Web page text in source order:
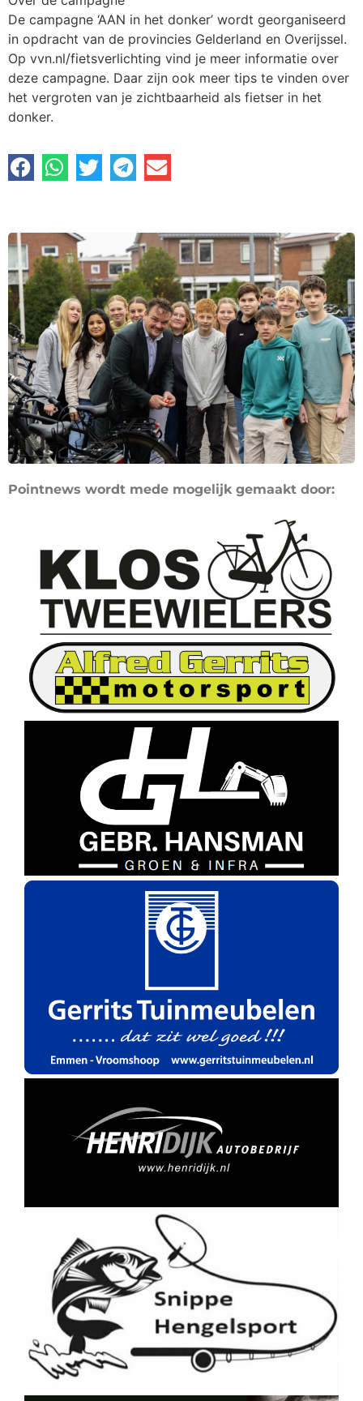
De campagne ‘AAN in het donker’ wordt georganiseerd
in opdracht van de provincies Gelderland en Overijssel.
Op vvn.nl/fietsverlichting vind je meer informatie over
deze campagne. Daar zijn ook meer tips te vinden over
het vergroten van je zichtbaarheid als fietser in het
donker.
Pointnews wordt mede mogelijk gemaakt door: